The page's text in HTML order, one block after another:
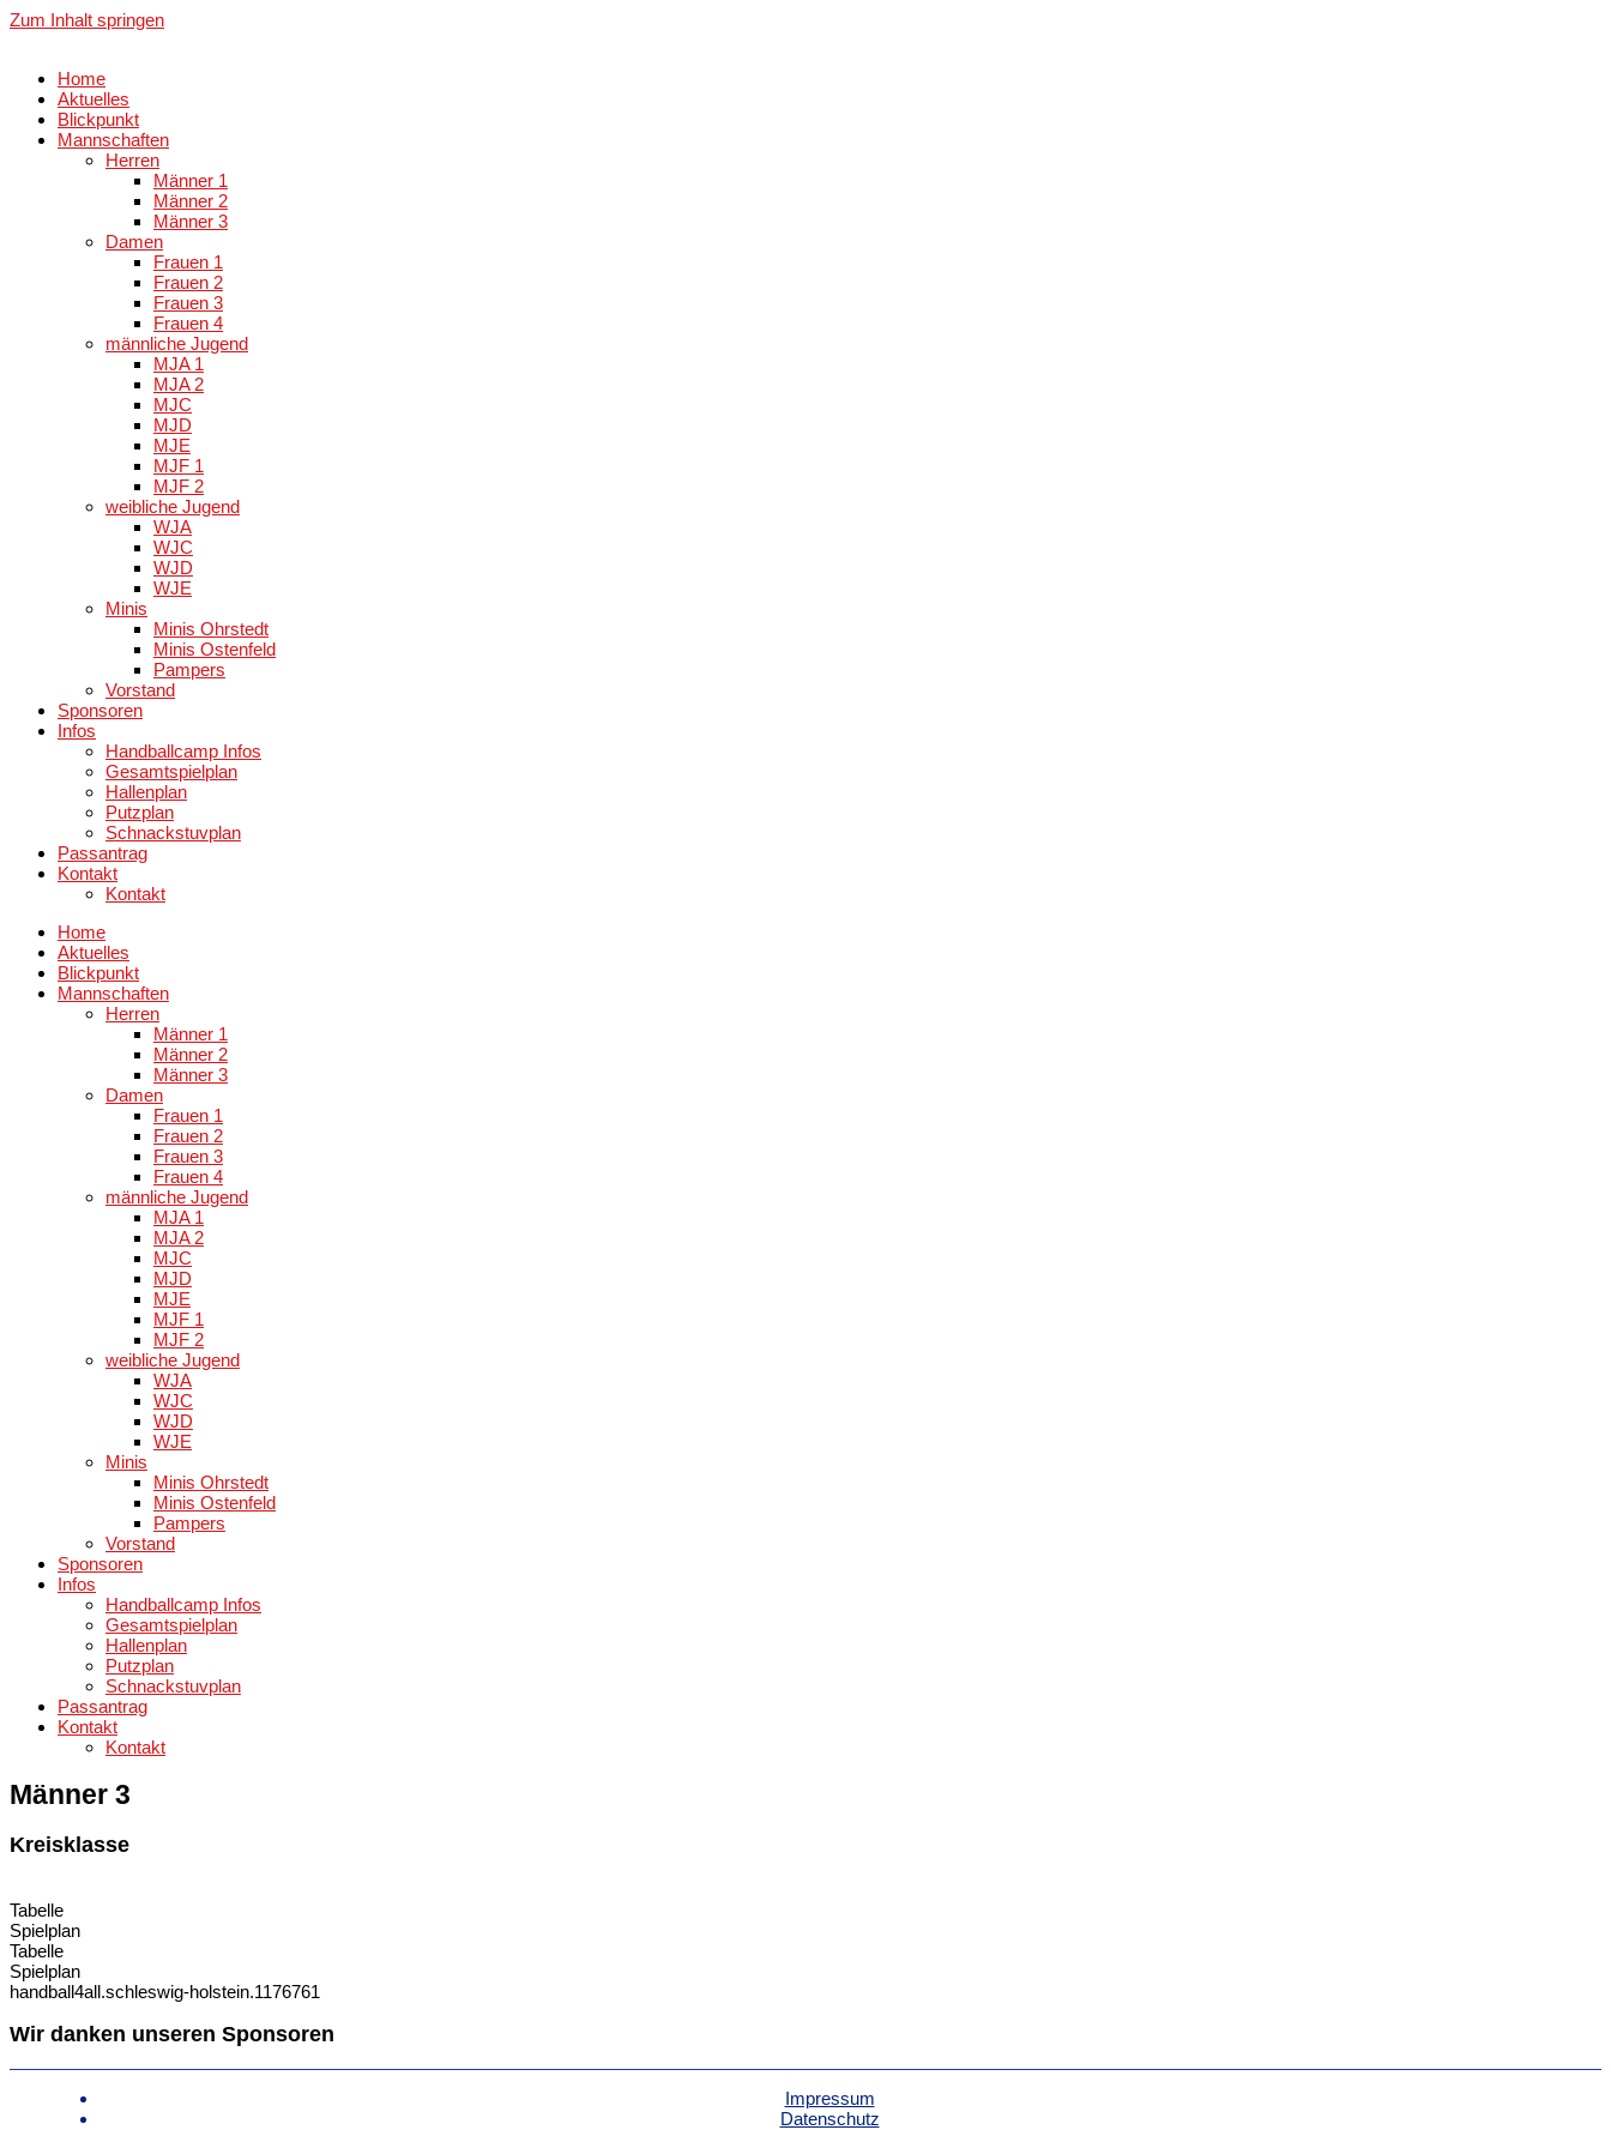
Zum Inhalt springen
Home
Aktuelles
Blickpunkt
Mannschaften
Herren
Männer 1
Männer 2
Männer 3
Damen
Frauen 1
Frauen 2
Frauen 3
Frauen 4
männliche Jugend
MJA 1
MJA 2
MJC
MJD
MJE
MJF 1
MJF 2
weibliche Jugend
WJA
WJC
WJD
WJE
Minis
Minis Ohrstedt
Minis Ostenfeld
Pampers
Vorstand
Sponsoren
Infos
Handballcamp Infos
Gesamtspielplan
Hallenplan
Putzplan
Schnackstuvplan
Passantrag
Kontakt
Kontakt
Home
Aktuelles
Blickpunkt
Mannschaften
Herren
Männer 1
Männer 2
Männer 3
Damen
Frauen 1
Frauen 2
Frauen 3
Frauen 4
männliche Jugend
MJA 1
MJA 2
MJC
MJD
MJE
MJF 1
MJF 2
weibliche Jugend
WJA
WJC
WJD
WJE
Minis
Minis Ohrstedt
Minis Ostenfeld
Pampers
Vorstand
Sponsoren
Infos
Handballcamp Infos
Gesamtspielplan
Hallenplan
Putzplan
Schnackstuvplan
Passantrag
Kontakt
Kontakt
Männer 3
Kreisklasse
Tabelle
Spielplan
Tabelle
Spielplan
handball4all.schleswig-holstein.1176761
Wir danken unseren Sponsoren
Impressum
Datenschutz